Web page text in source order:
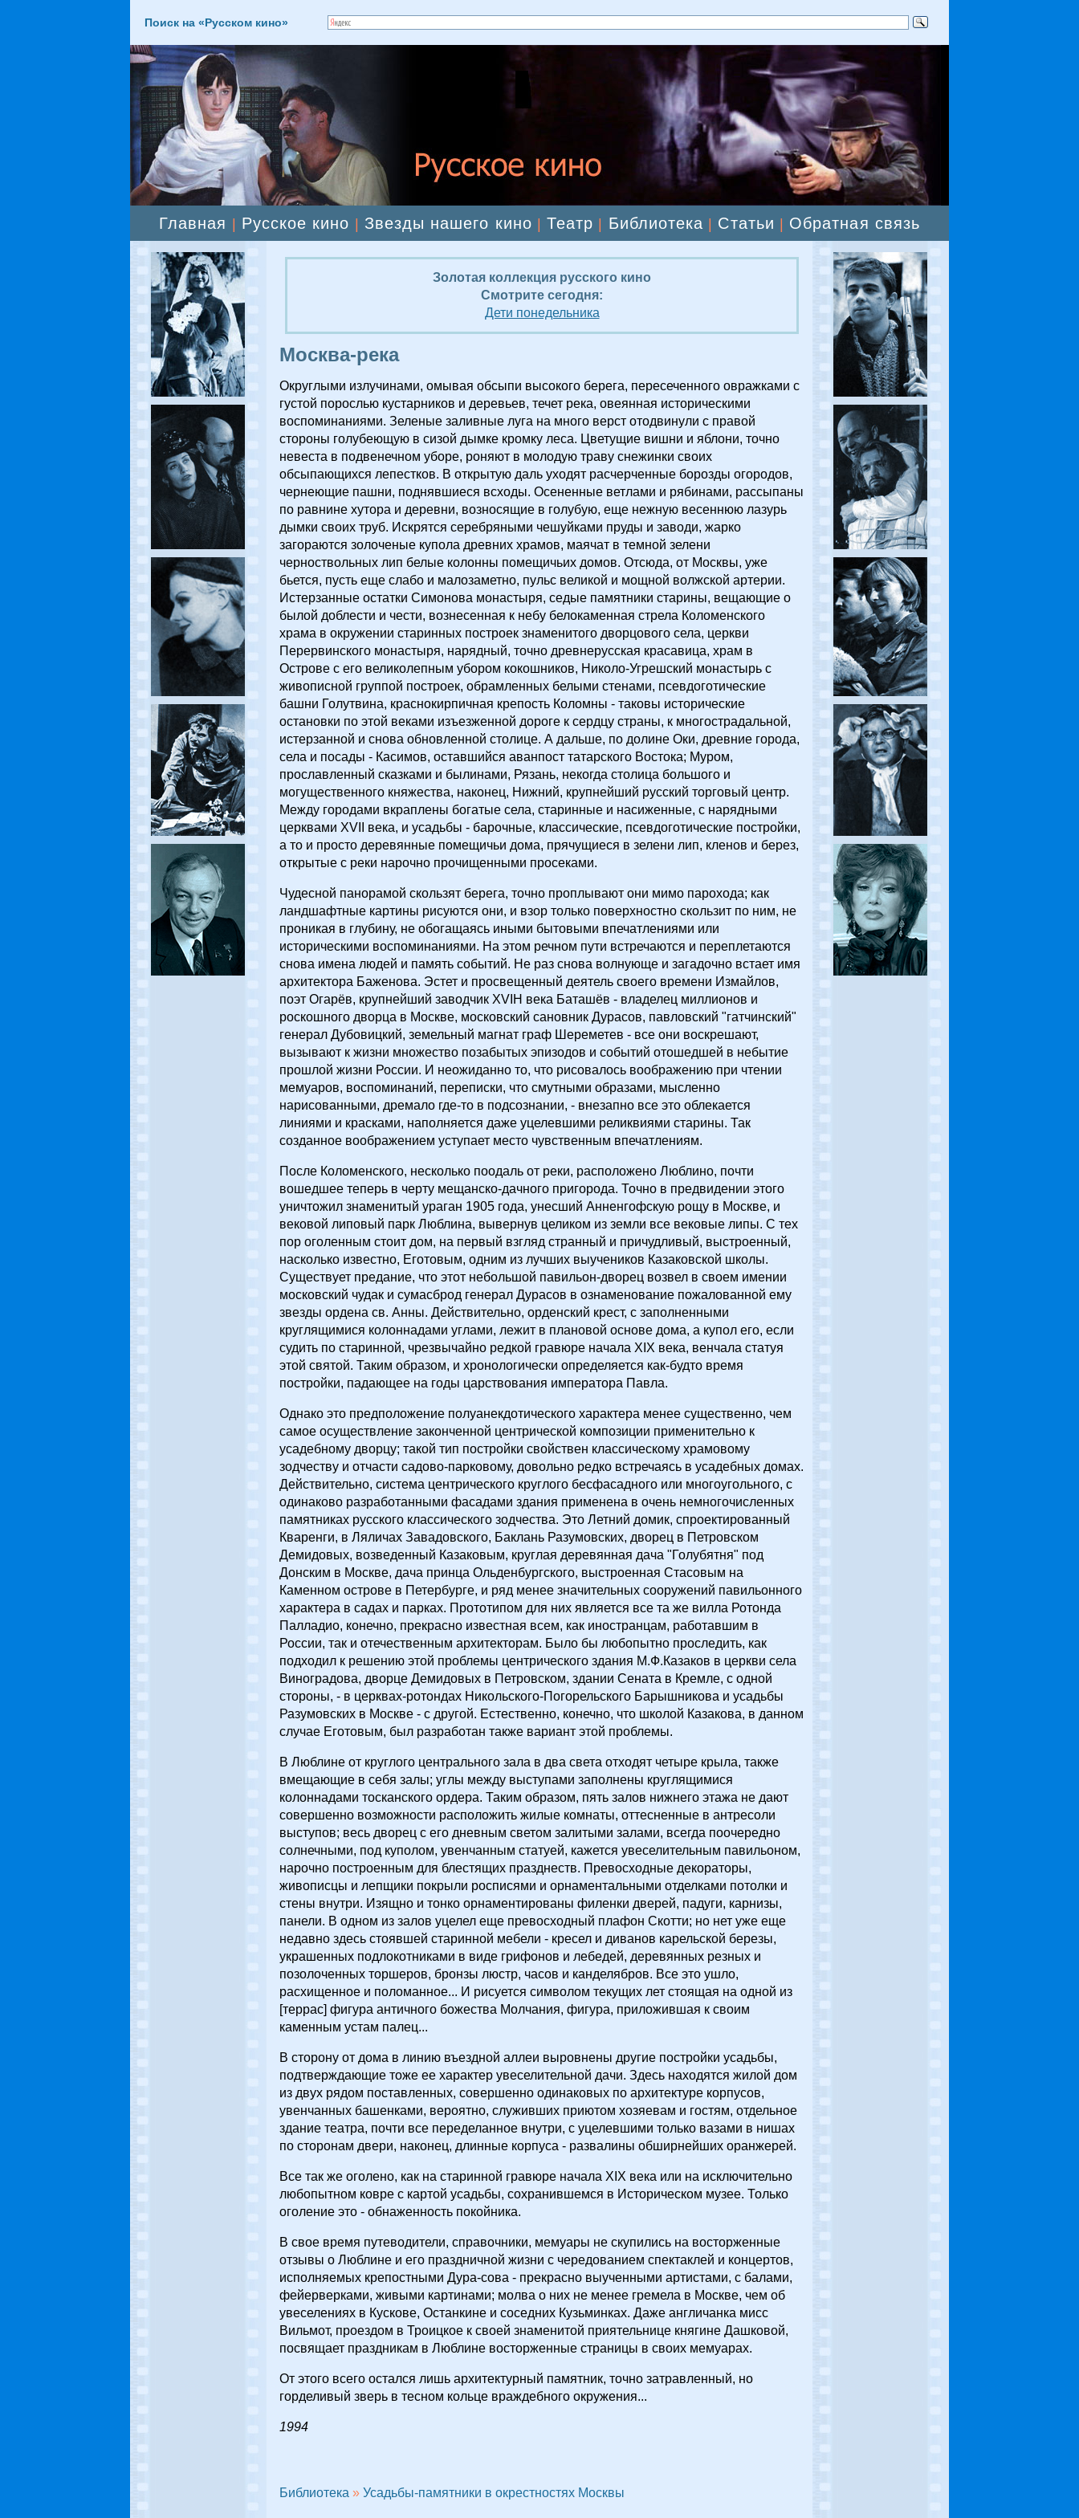
Поиск на «Русском кино»
Главная Русское кино Звезды нашего кино |Театр Библиотека Статьи Обратная связь
Золотая коллекция русского кино
Смотрите сегодня:
Дети понедельника
Москва-река
Округлыми излучинами, омывая обсыпи высокого берега, пересеченного овражками с
густой порослью кустарников и деревьев, течет река, овеянная историческими
воспоминаниями. Зеленые заливные луга на много верст отодвинули с правой
стороны голубеющую в сизой дымке кромку леса. Цветущие вишни и яблони, точно
невеста в подвенечном уборе, роняют в молодую траву снежинки своих
обсыпающихся лепестков. В открытую даль уходят расчерченные борозды огородов,
чернеющие пашни, поднявшиеся всходы. Осененные ветлами и рябинами, рассыпаны
по равнине хутора и деревни, возносящие в голубую, еще нежную весеннюю лазурь
дымки своих труб. Искрятся серебряными чешуйками пруды и заводи, жарко
загораются золоченые купола древних храмов, маячат в темной зелени
черноствольных лип белые колонны помещичьих домов. Отсюда, от Москвы, уже
бьется, пусть еще слабо и малозаметно, пульс великой и мощной волжской артерии.
Истерзанные остатки Симонова монастыря, седые памятники старины, вещающие о
былой доблести и чести, вознесенная к небу белокаменная стрела Коломенского
храма в окружении старинных построек знаменитого дворцового села, церкви
Перервинского монастыря, нарядный, точно древнерусская красавица, храм в
Острове с его великолепным убором кокошников, Николо-Угрешский монастырь с
живописной группой построек, обрамленных белыми стенами, псевдоготические
башни Голутвина, краснокирпичная крепость Коломны - таковы исторические
остановки по этой веками изъезженной дороге к сердцу страны, к многострадальной,
истерзанной и снова обновленной столице. А дальше, по долине Оки, древние города,
села и посады - Касимов, оставшийся аванпост татарского Востока; Муром,
прославленный сказками и былинами, Рязань, некогда столица большого и
могущественного княжества, наконец, Нижний, крупнейший русский торговый центр.
Между городами вкраплены богатые села, старинные и насиженные, с нарядными
церквами XVII века, и усадьбы - барочные, классические, псевдоготические постройки,
а то и просто деревянные помещичьи дома, прячущиеся в зелени лип, кленов и берез,
открытые с реки нарочно прочищенными просеками.
Чудесной панорамой скользят берега, точно проплывают они мимо парохода; как
ландшафтные картины рисуются они, и взор только поверхностно скользит по ним, не
проникая в глубину, не обогащаясь иными бытовыми впечатлениями или
историческими воспоминаниями. На этом речном пути встречаются и переплетаются
снова имена людей и память событий. Не раз снова волнующе и загадочно встает имя
архитектора Баженова. Эстет и просвещенный деятель своего времени Измайлов,
поэт Огарёв, крупнейший заводчик XVIH века Баташёв - владелец миллионов и
роскошного дворца в Москве, московский сановник Дурасов, павловский "гатчинский"
генерал Дубовицкий, земельный магнат граф Шереметев - все они воскрешают,
вызывают к жизни множество позабытых эпизодов и событий отошедшей в небытие
прошлой жизни России. И неожиданно то, что рисовалось воображению при чтении
мемуаров, воспоминаний, переписки, что смутными образами, мысленно
нарисованными, дремало где-то в подсознании, - внезапно все это облекается
линиями и красками, наполняется даже уцелевшими реликвиями старины. Так
созданное воображением уступает место чувственным впечатлениям.
После Коломенского, несколько поодаль от реки, расположено Люблино, почти
вошедшее теперь в черту мещанско-дачного пригорода. Точно в предвидении этого
уничтожил знаменитый ураган 1905 года, унесший Анненгофскую рощу в Москве, и
вековой липовый парк Люблина, вывернув целиком из земли все вековые липы. С тех
пор оголенным стоит дом, на первый взгляд странный и причудливый, выстроенный,
насколько известно, Еготовым, одним из лучших выучеников Казаковской школы.
Существует предание, что этот небольшой павильон-дворец возвел в своем имении
московский чудак и сумасброд генерал Дурасов в ознаменование пожалованной ему
звезды ордена св. Анны. Действительно, орденский крест, с заполненными
круглящимися колоннадами углами, лежит в плановой основе дома, а купол его, если
судить по старинной, чрезвычайно редкой гравюре начала XIX века, венчала статуя
этой святой. Таким образом, и хронологически определяется как-будто время
постройки, падающее на годы царствования императора Павла.
Однако это предположение полуанекдотического характера менее существенно, чем
самое осуществление законченной центрической композиции применительно к
усадебному дворцу; такой тип постройки свойствен классическому храмовому
зодчеству и отчасти садово-парковому, довольно редко встречаясь в усадебных домах.
Действительно, система центрического круглого бесфасадного или многоугольного, с
одинаково разработанными фасадами здания применена в очень немногочисленных
памятниках русского классического зодчества. Это Летний домик, спроектированный
Кваренги, в Ляличах Завадовского, Баклань Разумовских, дворец в Петровском
Демидовых, возведенный Казаковым, круглая деревянная дача "Голубятня" под
Донским в Москве, дача принца Ольденбургского, выстроенная Стасовым на
Каменном острове в Петербурге, и ряд менее значительных сооружений павильонного
характера в садах и парках. Прототипом для них является все та же вилла Ротонда
Палладио, конечно, прекрасно известная всем, как иностранцам, работавшим в
России, так и отечественным архитекторам. Было бы любопытно проследить, как
подходил к решению этой проблемы центрического здания М.Ф.Казаков в церкви села
Виноградова, дворце Демидовых в Петровском, здании Сената в Кремле, с одной
стороны, - в церквах-ротондах Никольского-Погорельского Барышникова и усадьбы
Разумовских в Москве - с другой. Естественно, конечно, что школой Казакова, в данном
случае Еготовым, был разработан также вариант этой проблемы.
В Люблине от круглого центрального зала в два света отходят четыре крыла, также
вмещающие в себя залы; углы между выступами заполнены круглящимися
колоннадами тосканского ордера. Таким образом, пять залов нижнего этажа не дают
совершенно возможности расположить жилые комнаты, оттесненные в антресоли
выступов; весь дворец с его дневным светом залитыми залами, всегда поочередно
солнечными, под куполом, увенчанным статуей, кажется увеселительным павильоном,
нарочно построенным для блестящих празднеств. Превосходные декораторы,
живописцы и лепщики покрыли росписями и орнаментальными отделками потолки и
стены внутри. Изящно и тонко орнаментированы филенки дверей, падуги, карнизы,
панели. В одном из залов уцелел еще превосходный плафон Скотти; но нет уже еще
недавно здесь стоявшей старинной мебели - кресел и диванов карельской березы,
украшенных подлокотниками в виде грифонов и лебедей, деревянных резных и
позолоченных торшеров, бронзы люстр, часов и канделябров. Все это ушло,
расхищенное и поломанное... И рисуется символом текущих лет стоящая на одной из
[террас] фигура античного божества Молчания, фигура, приложившая к своим
каменным устам палец...
В сторону от дома в линию въездной аллеи выровнены другие постройки усадьбы,
подтверждающие тоже ее характер увеселительной дачи. Здесь находятся жилой дом
из двух рядом поставленных, совершенно одинаковых по архитектуре корпусов,
увенчанных башенками, вероятно, служивших приютом хозяевам и гостям, отдельное
здание театра, почти все переделанное внутри, с уцелевшими только вазами в нишах
по сторонам двери, наконец, длинные корпуса - развалины обширнейших оранжерей.
Все так же оголено, как на старинной гравюре начала XIX века или на исключительно
любопытном ковре с картой усадьбы, сохранившемся в Историческом музее. Только
оголение это - обнаженность покойника.
В свое время путеводители, справочники, мемуары не скупились на восторженные
отзывы о Люблине и его праздничной жизни с чередованием спектаклей и концертов,
исполняемых крепостными Дура-сова - прекрасно выученными артистами, с балами,
фейерверками, живыми картинами; молва о них не менее гремела в Москве, чем об
увеселениях в Кускове, Останкине и соседних Кузьминках. Даже англичанка мисс
Вильмот, проездом в Троицкое к своей знаменитой приятельнице княгине Дашковой,
посвящает праздникам в Люблине восторженные страницы в своих мемуарах.
От этого всего остался лишь архитектурный памятник, точно затравленный, но
горделивый зверь в тесном кольце враждебного окружения...
1994
Библиотека » Усадьбы-памятники в окрестностях Москвы